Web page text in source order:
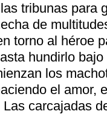
tribunas para
de
torno al héroe
hundirlo
los
el amor,
carcajadas